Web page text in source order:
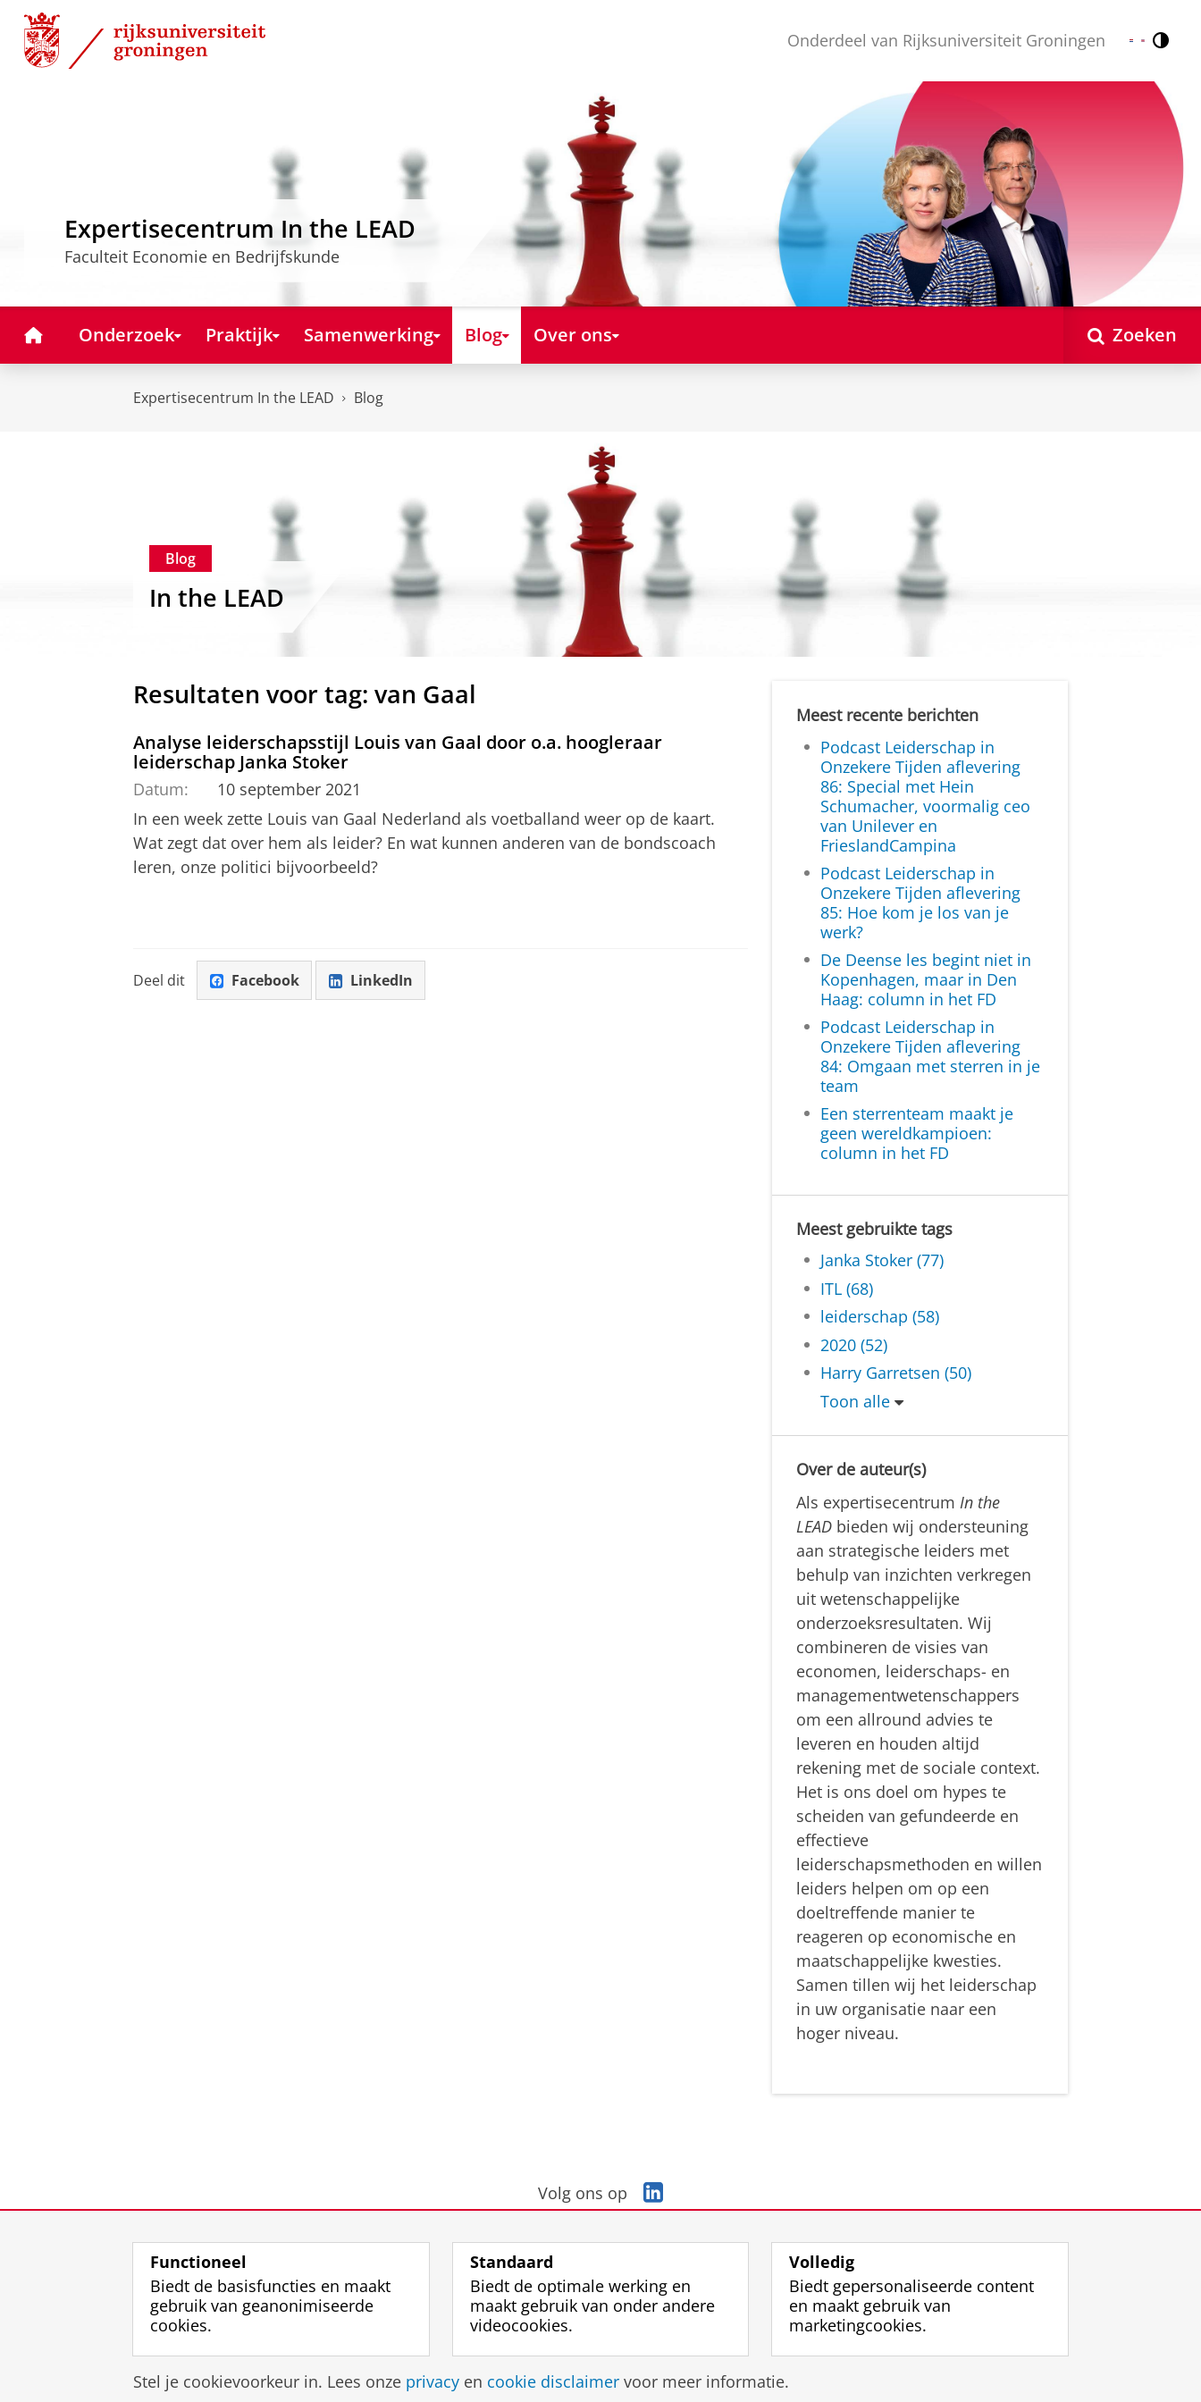
Skip
Content
Skip
Navigation
Onderdeel van Rijksuniversiteit Groningen Nederlands
English
Expertisecentrum In the LEAD
Faculteit Economie en Bedrijfskunde
HomeOnderzoek Praktijk Samenwerking Blog Over ons Zoeken
Expertisecentrum In the LEAD Blog
Blog
In the LEAD
Resultaten voor tag: van Gaal
Analyse leiderschapsstijl Louis van Gaal door o.a. hoogleraar
leiderschap Janka Stoker
Datum:
10 september 2021
In een week zette Louis van Gaal Nederland als voetballand weer op de kaart.
Wat zegt dat over hem als leider? En wat kunnen anderen van de bondscoach
leren, onze politici bijvoorbeeld?
Deel dit Facebook LinkedIn
Meest recente berichten
Podcast Leiderschap in
Onzekere Tijden aflevering
86: Special met Hein
Schumacher, voormalig ceo
van Unilever en
FrieslandCampina
Podcast Leiderschap in
Onzekere Tijden aflevering
85: Hoe kom je los van je
werk?
De Deense les begint niet in
Kopenhagen, maar in Den
Haag: column in het FD
Podcast Leiderschap in
Onzekere Tijden aflevering
84: Omgaan met sterren in je
team
Een sterrenteam maakt je
geen wereldkampioen:
column in het FD
Meest gebruikte tags
Janka Stoker (77)
ITL (68)
leiderschap (58)
2020 (52)
Harry Garretsen (50)
Toon alle
Over de auteur(s)
Als expertisecentrumIn the
LEAD bieden wij ondersteuning
aan strategische leiders met
behulp van inzichten verkregen
uit wetenschappelijke
onderzoeksresultaten. Wij
combineren de visies van
economen, leiderschaps- en
managementwetenschappers
om een allround advies te
leveren en houden altijd
rekening met de sociale context.
Het is ons doel om hypes te
scheiden van gefundeerde en
effectieve
leiderschapsmethoden en willen
leiders helpen om op een
doeltreffende manier te
reageren op economische en
maatschappelijke kwesties.
Samen tillen wij het leiderschap
in uw organisatie naar een
hoger niveau.
Volg ons op
i
d
I
a
Disclaimer & Copyright Privacy Cookies Inloggen
Functioneel
Biedt de basisfuncties en maakt
gebruik van geanonimiseerde
cookies.
Standaard
Biedt de optimale werking en
maakt gebruik van onder andere
videocookies.
Volledig
Biedt gepersonaliseerde content
en maakt gebruik van
marketingcookies.
Stel je cookievoorkeur in. Lees onze privacy en cookie disclaimer voor meer informatie.